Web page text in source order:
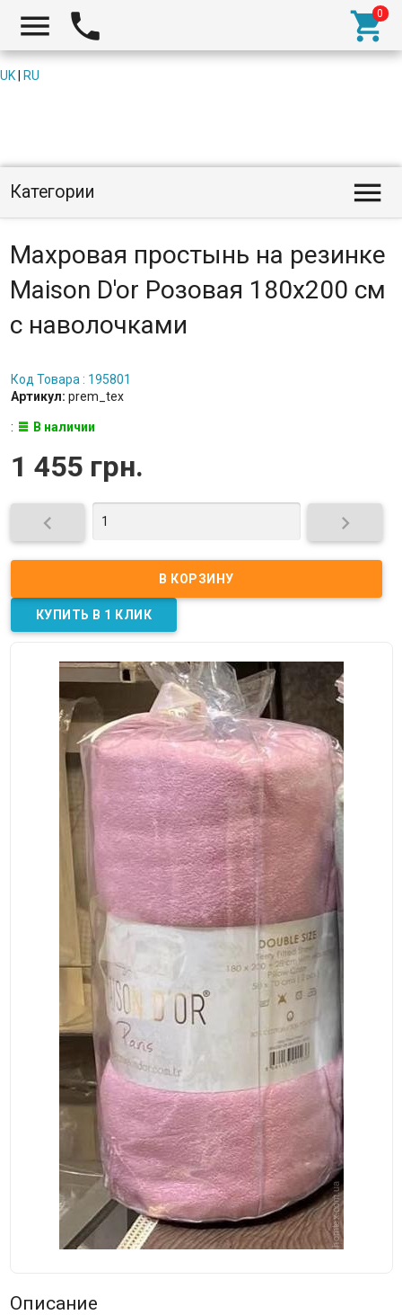
  
UK RU
Категории 
Махровая простынь на резинке
Maison D'or Розовая 180x200 см
с наволочками
Код Товара : 195801
Артикул: prem_tex
: В наличии
1 455 грн.
 
Описание